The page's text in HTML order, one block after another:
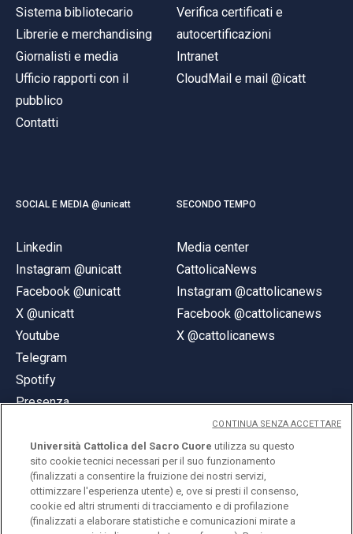
Sistema bibliotecario
Librerie e merchandising
Giornalisti e media
Ufficio rapporti con il
pubblico
Contatti
Verifica certificati e
autocertificazioni
Intranet
CloudMail e mail @icatt
SOCIAL E MEDIA @unicatt
Linkedin
Instagram @unicatt
Facebook @unicatt
X @unicatt
Youtube
Telegram
Spotify
Presenza
SECONDO TEMPO
Media center
CattolicaNews
Instagram @cattolicanews
Facebook @cattolicanews
X @cattolicanews
© Università Cattolica del Sacro Cuore
Largo A. Gemelli 1, 20123 Milano
Università Cattolica del Sacro Cuore utilizza su questo
sito cookie tecnici necessari per il suo funzionamento
(finalizzati a consentire la fruizione dei nostri servizi,
ottimizzare l'esperienza utente) e, ove si presti il consenso,
cookie ed altri strumenti di tracciamento e di profilazione
(finalizzati a elaborare statistiche e comunicazioni mirate a
CONTINUA SENZA ACCETTARE